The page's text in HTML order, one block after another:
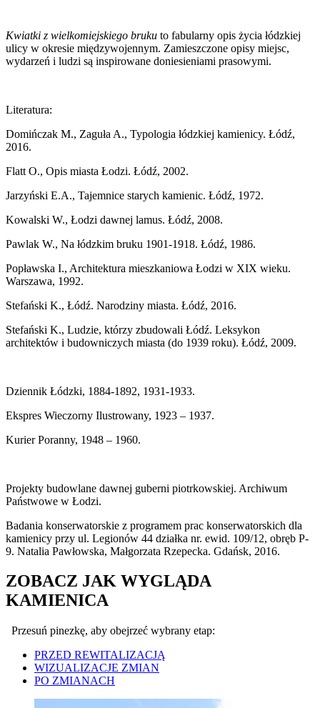
Kwiatki z wielkomiejskiego bruku to fabularny opis życia łódzkiej
ulicy w okresie międzywojennym. Zamieszczone opisy miejsc,
wydarzeń i ludzi są inspirowane doniesieniami prasowymi.
Literatura:
Domińczak M., Zaguła A., Typologia łódzkiej kamienicy. Łódź,
2016.
Flatt O., Opis miasta Łodzi. Łódź, 2002.
Jarzyński E.A., Tajemnice starych kamienic. Łódź, 1972.
Kowalski W., Łodzi dawnej lamus. Łódź, 2008.
Pawlak W., Na łódzkim bruku 1901-1918. Łódź, 1986.
Popławska I., Architektura mieszkaniowa Łodzi w XIX wieku.
Warszawa, 1992.
Stefański K., Łódź. Narodziny miasta. Łódź, 2016.
Stefański K., Ludzie, którzy zbudowali Łódź. Leksykon
architektów i budowniczych miasta (do 1939 roku). Łódź, 2009.
Dziennik Łódzki, 1884-1892, 1931-1933.
Ekspres Wieczorny Ilustrowany, 1923 – 1937.
Kurier Poranny, 1948 – 1960.
Projekty budowlane dawnej guberni piotrkowskiej. Archiwum
Państwowe w Łodzi.
Badania konserwatorskie z programem prac konserwatorskich dla
kamienicy przy ul. Legionów 44 działka nr. ewid. 109/12, obręb P-
9. Natalia Pawłowska, Małgorzata Rzepecka. Gdańsk, 2016.
ZOBACZ JAK WYGLĄDA
KAMIENICA
Przesuń pinezkę, aby obejrzeć wybrany etap:
PRZED REWITALIZACJĄ
WIZUALIZACJE ZMIAN
PO ZMIANACH